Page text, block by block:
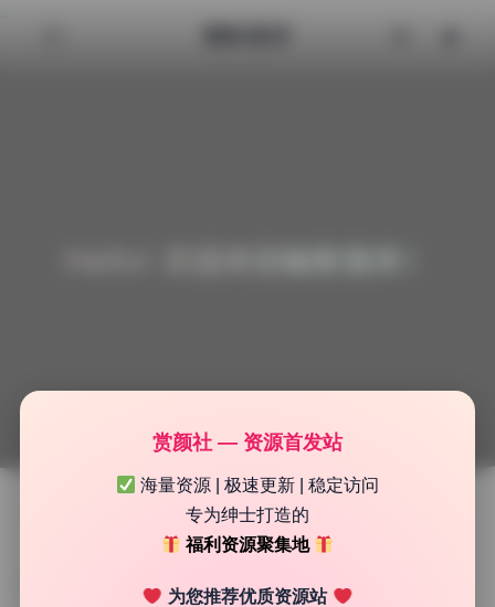
赏颜社 — 资源首发站
海量资源 | 极速更新 | 稳定访问
专为绅士打造的
福利资源聚集地
为您推荐优质资源站